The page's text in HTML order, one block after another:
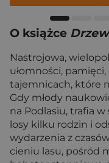
O książce
Nastrojowa,
ułomności,
tajemnicach, które
Gdy młody
na Podlasiu, trafia
losy kilku rodzin i
wydarzenia z
cieniu lasu, pośród